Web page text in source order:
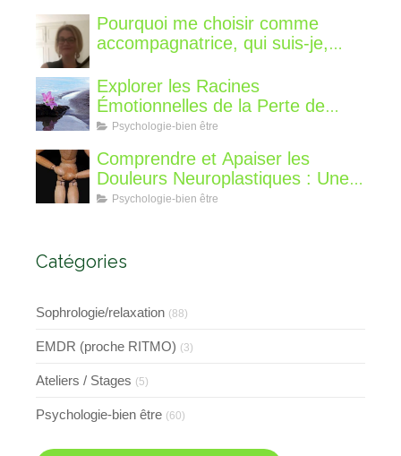
Pourquoi me choisir comme
accompagnatrice, qui suis-je,
différent?
Explorer les Racines
Émotionnelles de la Perte de
Poids : Un Voyage Intérieur
Psychologie-bien être
Comprendre et Apaiser les
Douleurs Neuroplastiques : Une
Approche avec l'Hypnose,
Psychologie-bien être
Catégories
Sophrologie/relaxation (88)
EMDR (proche RITMO) (3)
Ateliers / Stages (5)
Psychologie-bien être (60)